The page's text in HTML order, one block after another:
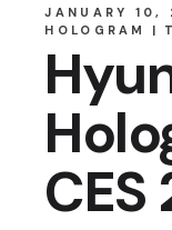
JANUARY 10,
HOLOGRAM
CES